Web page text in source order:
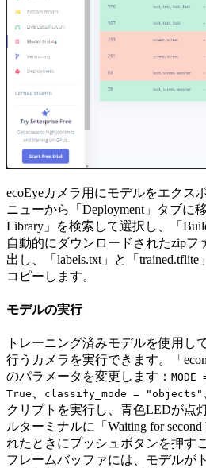
ecoEyeカメラ用にモデルをエクス
ニューから「Deployment」タブに
Library」を検索して選択し、「
自動的にダウンロードされたzipフ
出し、「labels.txt」と「
コピーします。
モデルの実行
トレーニング済みモデルを使用し
行うカメラを実行できます。「
のパラメータを変更します： MODE
True
classify_mode = "objects"
クリプトを実行し、青色LEDが点
ルターミナルに「Waiting for second
れたときにプッシュボタンを押す
フレームバッファには、モデルが